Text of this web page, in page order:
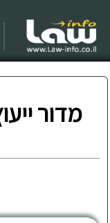
מדור